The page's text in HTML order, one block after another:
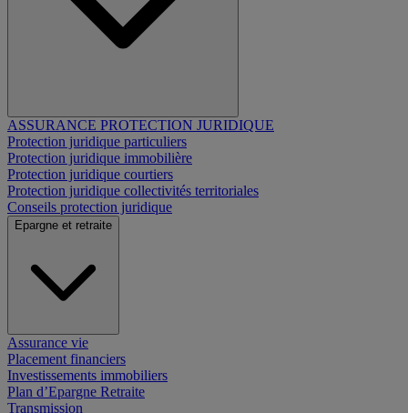
ASSURANCE PROTECTION JURIDIQUE
Protection juridique particuliers
Protection juridique immobilière
Protection juridique courtiers
Protection juridique collectivités territoriales
Conseils protection juridique
Epargne et retraite
Assurance vie
Placement financiers
Investissements immobiliers
Plan d’Epargne Retraite
Transmission